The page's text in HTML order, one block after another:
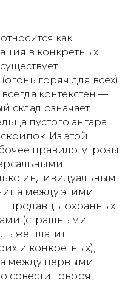
как
в конкретных
горяч для всех),
контекстен —
склад означает
пустого ангара
Из этой
правило: угрозы
индивидуальным
между этими
продавцы охранных
(страшными
же платит
и конкретных),
между первыми
совести говоря,